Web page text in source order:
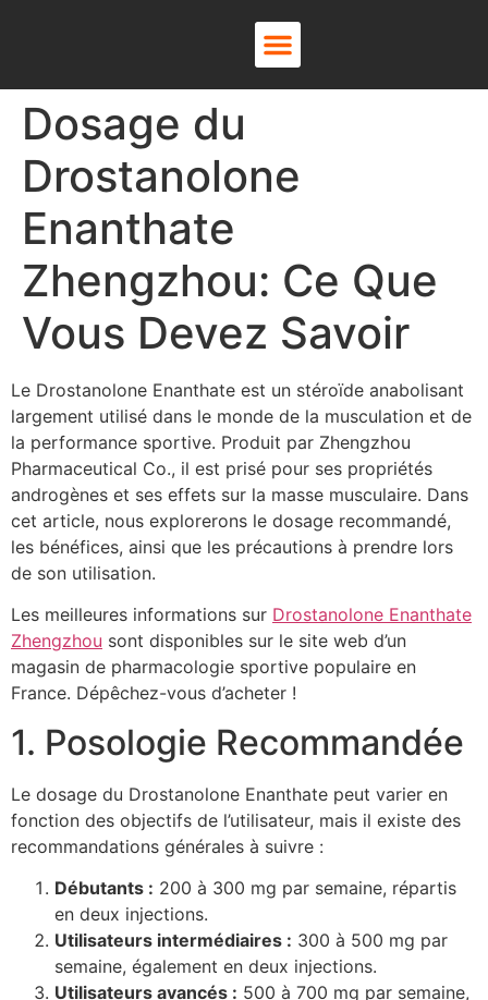
Dosage du
Drostanolone
Enanthate
Zhengzhou: Ce Que
Vous Devez Savoir
Le Drostanolone Enanthate est un stéroïde anabolisant
largement utilisé dans le monde de la musculation et de
la performance sportive. Produit par Zhengzhou
Pharmaceutical Co., il est prisé pour ses propriétés
androgènes et ses effets sur la masse musculaire. Dans
cet article, nous explorerons le dosage recommandé,
les bénéfices, ainsi que les précautions à prendre lors
de son utilisation.
Les meilleures informations sur Drostanolone Enanthate
Zhengzhou sont disponibles sur le site web d’un
magasin de pharmacologie sportive populaire en
France. Dépêchez-vous d’acheter !
1. Posologie Recommandée
Le dosage du Drostanolone Enanthate peut varier en
fonction des objectifs de l’utilisateur, mais il existe des
recommandations générales à suivre :
Débutants : 200 à 300 mg par semaine, répartis
en deux injections.
Utilisateurs intermédiaires : 300 à 500 mg par
semaine, également en deux injections.
Utilisateurs avancés : 500 à 700 mg par semaine,